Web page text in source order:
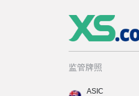
监管牌照
ASIC